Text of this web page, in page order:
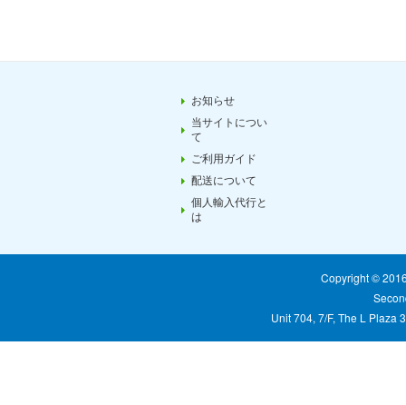
お知らせ
当サイトについ
て
ご利用ガイド
配送について
個人輸入代行と
は
Copyright ©
Unit 704, 7/F, The L Plaza